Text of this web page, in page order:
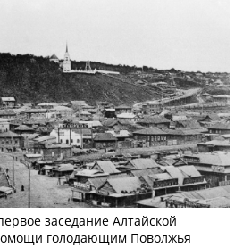
заседание Алтайской
голодающим Поволжья